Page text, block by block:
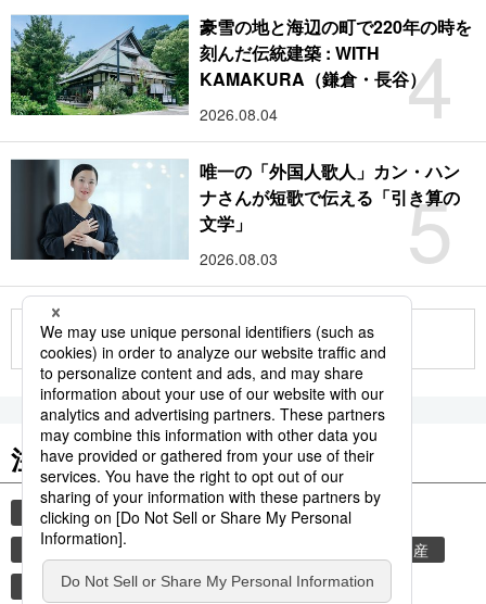
4
豪雪の地と海辺の町で220年の時を
刻んだ伝統建築 : WITH
KAMAKURA（鎌倉・長谷）
2026.08.04
5
唯一の「外国人歌人」カン・ハン
ナさんが短歌で伝える「引き算の
文学」
2026.08.03
もっと見る
注目のキーワード
共同通信ニュース 時事通信ニュース
観光
気象・災害
世界遺産